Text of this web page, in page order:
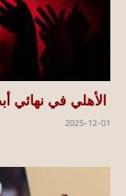
الأهلي في نهائي
2025-12-01